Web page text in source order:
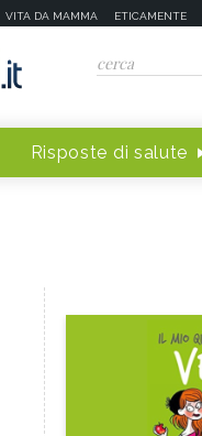
VITA DA MAMMA ETICAMENTE
Risposte di salute